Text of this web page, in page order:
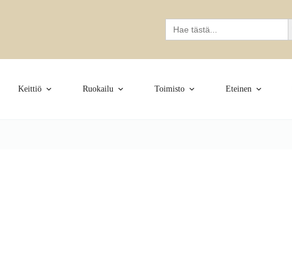
Search
for:
Keittiö Ruokailu Toimisto Eteinen